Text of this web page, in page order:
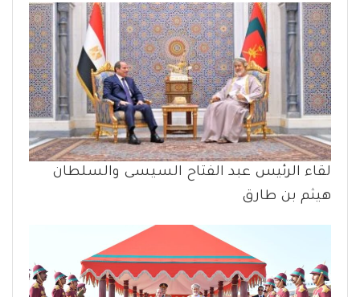
لقاء الرئيس عبد الفتاح السيسى والسلطان
هيثم بن طارق